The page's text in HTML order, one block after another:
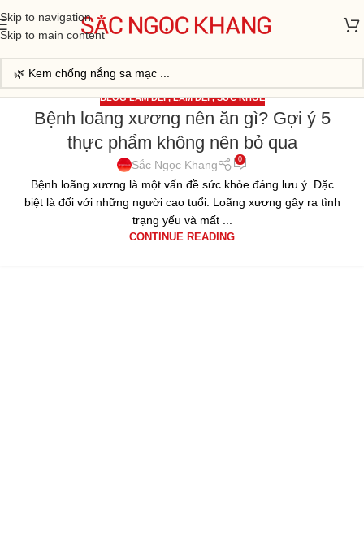
Skip to navigation
Skip to main content
BLOG LÀM ĐẸP,LÀM ĐẸP,SỨC KHỎE
Bệnh loãng xương nên ăn gì? Gợi ý 5
thực phẩm không nên bỏ qua
Sắc Ngọc Khang 0
Bệnh loãng xương là một vấn đề sức khỏe đáng lưu ý. Đặc
biệt là đối với những người cao tuổi. Loãng xương gây ra tình
trạng yếu và mất ...
CONTINUE READING